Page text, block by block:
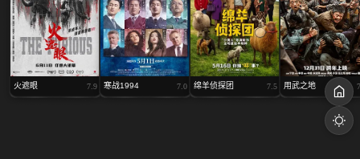
火遮眼 7.9 寒战1994 7.0 绵羊侦探团 7.5 用武之地